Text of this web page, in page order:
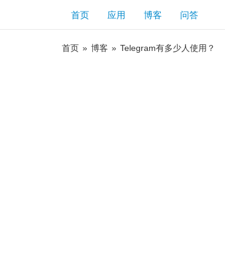
首页 应用 博客 问答
首页 » 博客 » Telegram有多少人使用？